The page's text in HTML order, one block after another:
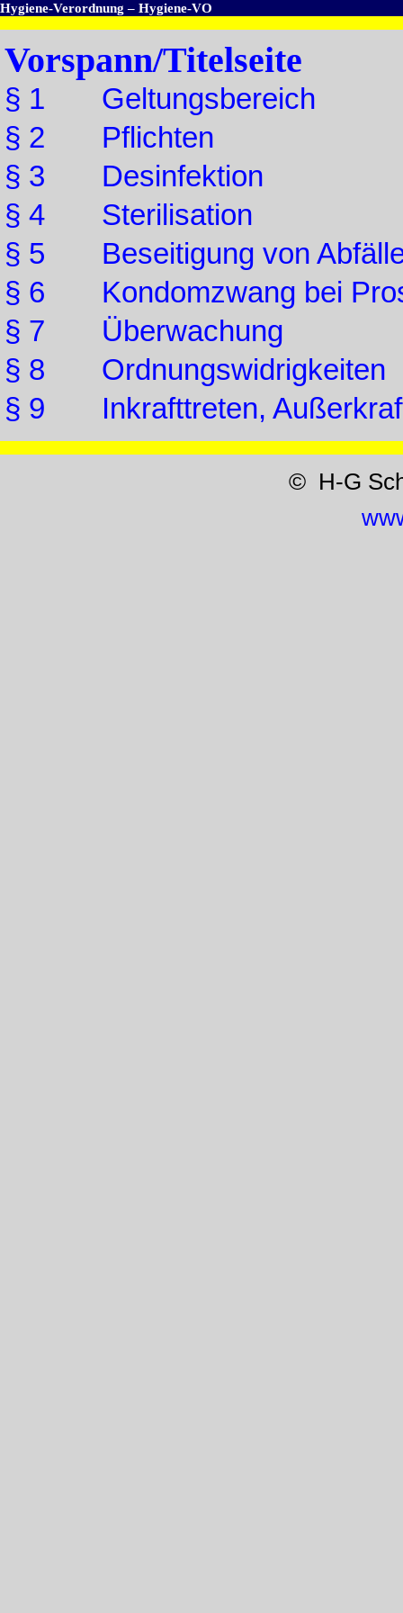
Hygiene-Verordnung – Hygiene-VO
Vorspann/Titelseite
§ 1 Geltungsbereich
§ 2 Pflichten
§ 3 Desinfektion
§ 4 Sterilisation
§ 5 Beseitigung von
§ 6 Kondomzwang bei
§ 7 Überwachung
§ 8 Ordnungswidrigkeiten
§ 9 Inkrafttreten,
© H-G